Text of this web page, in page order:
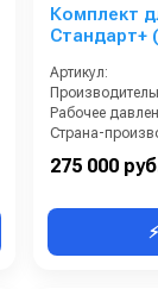
Комплект
Стандарт+
Артикул:
275 000